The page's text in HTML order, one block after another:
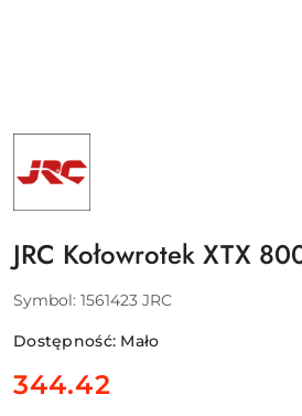
NAZWA
PRODUCENTA:
JRC
FISHING
SAS
JRC Kołowrotek XTX
Symbol: 1561423 JRC
Dostępność: Mało
cena:
344.42